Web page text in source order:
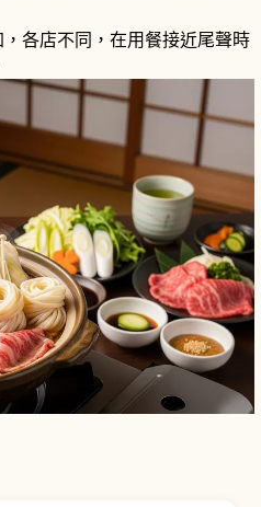
各店不同，在用餐接近尾聲時